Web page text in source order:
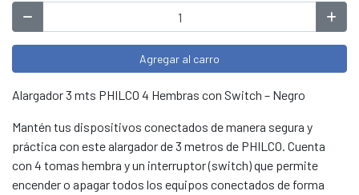
Agregar al carro
Alargador 3 mts PHILCO 4 Hembras con Switch – Negro
Mantén tus dispositivos conectados de manera segura y
práctica con este alargador de 3 metros de PHILCO. Cuenta
con 4 tomas hembra y un interruptor (switch) que permite
encender o apagar todos los equipos conectados de forma